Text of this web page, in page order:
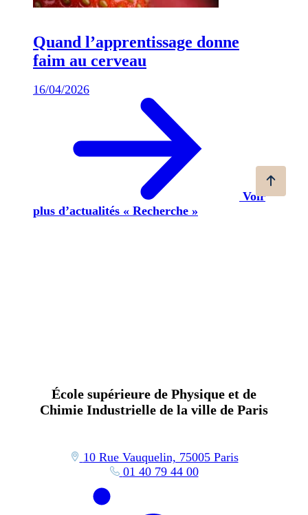
Quand l’apprentissage donne
faim au cerveau
16/04/2026
Voir
plus d’actualités « Recherche »
École supérieure de Physique et de
Chimie Industrielle de la ville de Paris
10 Rue Vauquelin, 75005 Paris
01 40 79 44 00